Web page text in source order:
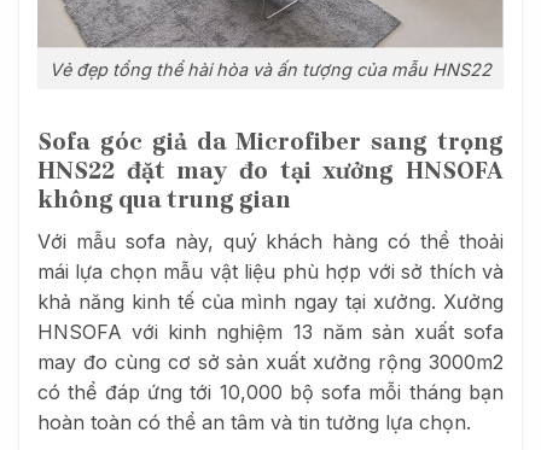
Vẻ đẹp tổng thể hài hòa và ấn tượng của mẫu HNS22
Sofa góc giả da Microfiber sang trọng
HNS22 đặt may đo tại xưởng HNSOFA
không qua trung gian
Với mẫu sofa này, quý khách hàng có thể thoải
mái lựa chọn mẫu vật liệu phù hợp với sở thích và
khả năng kinh tế của mình ngay tại xưởng. Xưởng
HNSOFA với kinh nghiệm 13 năm sản xuất sofa
may đo cùng cơ sở sản xuất xưởng rộng 3000m2
có thể đáp ứng tới 10,000 bộ sofa mỗi tháng bạn
hoàn toàn có thể an tâm và tin tưởng lựa chọn.